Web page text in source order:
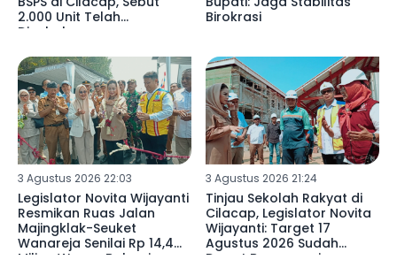
2.000 Unit Telah
Disalurkan
Birokrasi
3 Agustus 2026 22:03
Legislator Novita Wijayanti
Resmikan Ruas Jalan
Majingklak-Seuket
Wanareja Senilai Rp 14,4
Miliar, Warga Bahagia
3 Agustus 2026 21:24
Tinjau Sekolah Rakyat di
Cilacap, Legislator Novita
Wijayanti: Target 17
Agustus 2026 Sudah
Dapat Beroperasi